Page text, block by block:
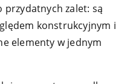
zalet: są
konstrukcyjnym i
elementy w jednym